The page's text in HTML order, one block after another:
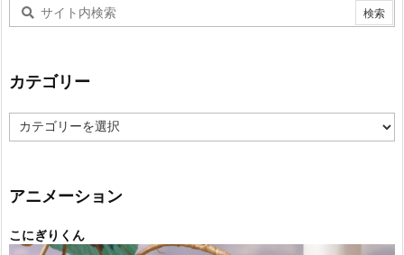
カテゴリー
テ
ー
アニメーション
こにぎりくん